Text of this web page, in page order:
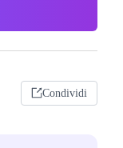
Condividi